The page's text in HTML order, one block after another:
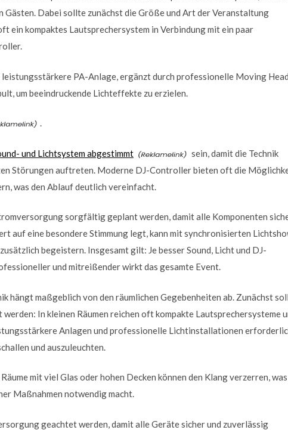
Gästen. Dabei sollte zunächst die Größe und Art der Veranstaltung
ein kompaktes Lautsprechersystem in Verbindung mit ein paar
PA-Anlage, ergänzt durch professionelle Moving
um beeindruckende Lichteffekte zu erzielen.
.
und Lichtsystem abgestimmt
sein, damit die Technik
Störungen auftreten. Moderne DJ-Controller bieten oft die
was den Ablauf deutlich vereinfacht.
sorgfältig geplant werden, damit alle Komponenten
auf eine besondere Stimmung legt, kann mit synchronisierten
begeistern. Insgesamt gilt: Je besser Sound, Licht und DJ-
und mitreißender wirkt das gesamte Event.
hängt maßgeblich von den räumlichen Gegebenheiten ab. Zunächst
In kleinen Räumen reichen oft kompakte Lautsprechersysteme
Anlagen und professionelle Lichtinstallationen
und auszuleuchten.
mit viel Glas oder hohen Decken können den Klang verzerren, was
Maßnahmen notwendig macht.
geachtet werden, damit alle Geräte sicher und zuverlässig